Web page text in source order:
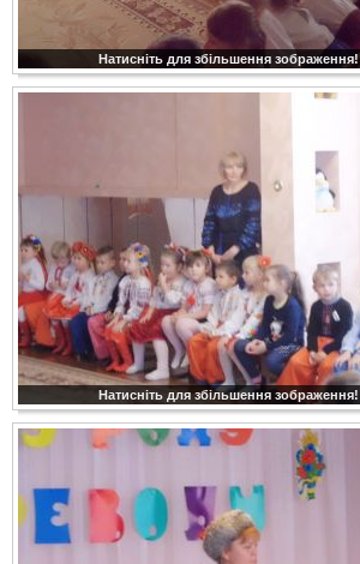
Натисніть для збільшення зображення!
Натисніть для збільшення зображення!